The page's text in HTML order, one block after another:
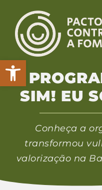
Abrir a barra
SIM! EU
Conheça a
transformou
valorização na